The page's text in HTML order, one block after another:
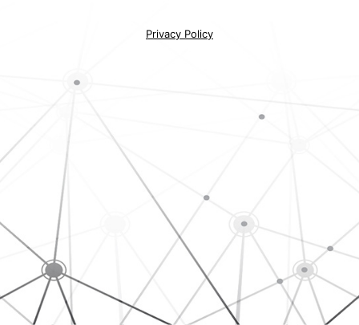
Privacy Policy